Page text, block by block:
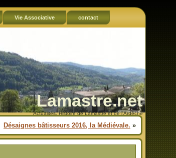
Vie Associative contact
Lamastre.net
Actualités, Histoire de Lamastre et de l'Ardèche
Désaignes bâtisseurs 2016, la Médiévale. »